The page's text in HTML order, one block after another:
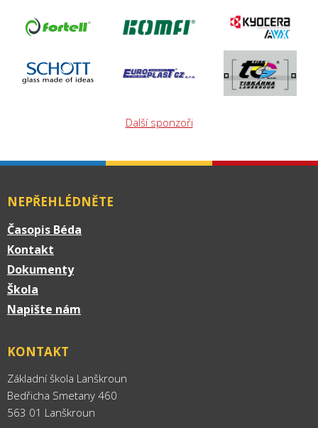
Další sponzoři
NEPŘEHLÉDNĚTE
Časopis Béda
Kontakt
Dokumenty
Škola
Napište nám
KONTAKT
Základní škola Lanškroun
Bedřicha Smetany 460
563 01 Lanškroun